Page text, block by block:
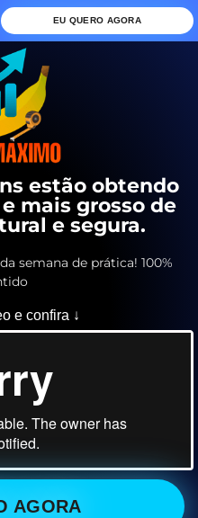
EU QUERO AGORA
estão obtendo
mais grosso de
e segura.
semana de prática! 100%
e confira ↓
AGORA